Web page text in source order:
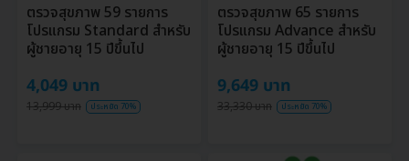
ตรวจสุขภาพ 59 รายการ
โปรแกรม Standard สำหรับ
ผู้ชายอายุ 15 ปีขึ้นไป
4,049 บาท
13,999 บาท ประหยัด 70%
ตรวจสุขภาพ 65 รายการ
โปรแกรม Advance สำหรับ
ผู้ชายอายุ 15 ปีขึ้นไป
9,649 บาท
33,330 บาท ประหยัด 70%